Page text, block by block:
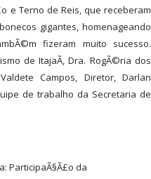
e Terno de Reis, que receberam
gigantes, homenageando
fizeram muito sucesso.
de ItajaÃ­, Dra. RogÃ©ria dos
Campos, Diretor, Darlan
de trabalho da Secretaria de
ParticipaÃ§Ã£o da